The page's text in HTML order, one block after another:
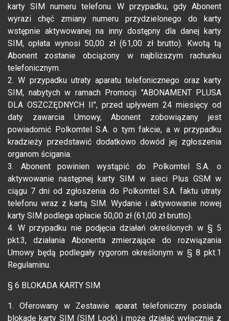
karty SIM numeru telefonu. W przypadku, gdy Abonent
wyrazi chęć zmiany numeru przydzielonego do karty
wstępnie aktywowanej na inny dostępny dla danej karty
SIM, opłata wynosi 50,00 zł (61,00 zł brutto). Kwotą tą
Abonent zostanie obciążony w najbliższym rachunku
telefonicznym.
2. W przypadku utraty aparatu telefonicznego oraz karty
SIM, nabytych w ramach Promocji "ABONAMENT PLUSA
DLA OSZCZĘDNYCH II", przed upływem 24 miesięcy od
daty zawarcia Umowy, Abonent zobowiązany jest
powiadomić Polkomtel S.A. o tym fakcie, a w przypadku
kradzieży przedstawić dodatkowo dowód jej zgłoszenia
organom ścigania.
3. Abonent powinien wystąpić do Polkomtel S.A. o
aktywowanie następnej karty SIM w sieci Plus GSM w
ciągu 7 dni od zgłoszenia do Polkomtel S.A. faktu utraty
telefonu wraz z kartą SIM. Wydanie i aktywowanie nowej
karty SIM podlega opłacie 50,00 zł (61,00 zł brutto).
4. W przypadku nie podjęcia działań określonych w § 5
pkt.3, działania Abonenta zmierzające do rozwiązania
Umowy będą podlegały rygorom określonym w § 8 pkt.1
Regulaminu.
§ 6 BLOKADA KARTY SIM
1. Oferowany w Zestawie aparat telefoniczny posiada
blokadę karty SIM (SIM Lock) i może działać wyłącznie z